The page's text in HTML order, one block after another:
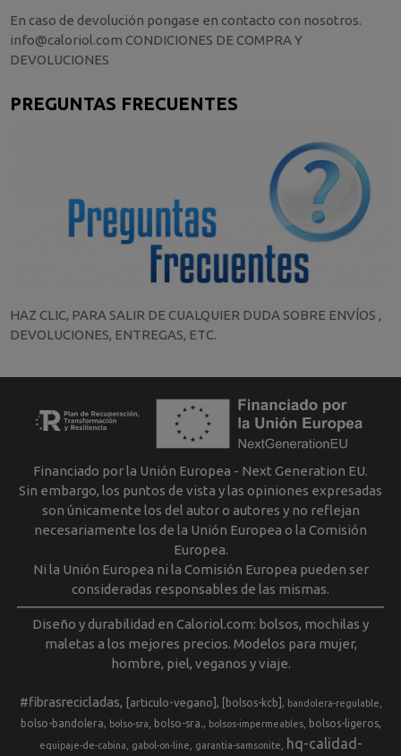
En caso de devolución pongase en contacto con nosotros.
info@caloriol.com CONDICIONES DE COMPRA Y
DEVOLUCIONES
PREGUNTAS FRECUENTES
HAZ CLIC, PARA SALIR DE CUALQUIER DUDA SOBRE ENVÍOS ,
DEVOLUCIONES, ENTREGAS, ETC.
Financiado por la Unión Europea - Next Generation EU.
Sin embargo, los puntos de vista y las opiniones expresadas
son únicamente los del autor o autores y no reflejan
necesariamente los de la Unión Europea o la Comisión
Europea.
Ni la Unión Europea ni la Comisión Europea pueden ser
consideradas responsables de las mismas.
Diseño y durabilidad en Caloriol.com: bolsos, mochilas y
maletas a los mejores precios. Modelos para mujer,
hombre, piel, veganos y viaje.
#fibrasrecicladas [articulo-vegano] [bolsos-kcb] bandolera-regulable
bolso-bandolera bolso-sra bolso-sra. bolsos-impermeables bolsos-ligeros
equipaje-de-cabina gabol-on-line garantia-samsonite
hq-calidad-